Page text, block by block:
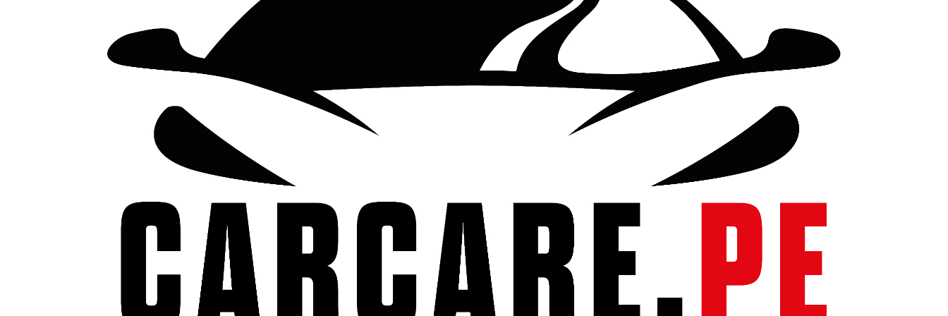
Agrega una barrera protectora de cera en todas las superficies del automóvil.
MODO DE USO:
Vierta 2 oz. (60 mL) del shampoo por cada galón de agua. Enjuague el
automóvil con agua para eliminar la suciedad suelta. Lave el automóvil con la espuma formada,
usando una toalla de microfibra, guante o esponja. Es seguro para todas las superficies
externas de los automóviles.TIP:Para aumentar la protección de cera use Cera en
Spray Carnauba Express Shine.